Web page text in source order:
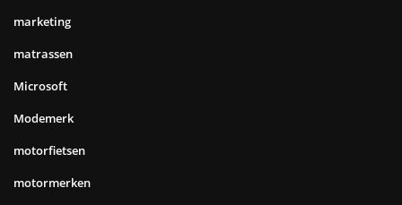
marketing
matrassen
Microsoft
Modemerk
motorfietsen
motormerken